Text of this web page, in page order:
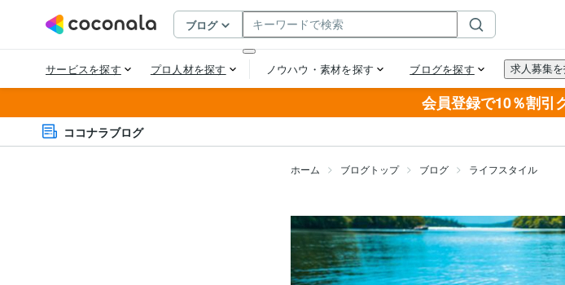
会員登録で10％割引
ココナラブログ
ホーム ブログトップ ブログ ライフスタイル